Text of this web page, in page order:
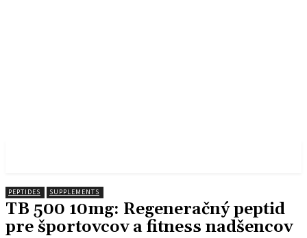
PEPTIDES SUPPLEMENTS
TB 500 10mg: Regeneračný peptid
pre športovcov a fitness nadšencov